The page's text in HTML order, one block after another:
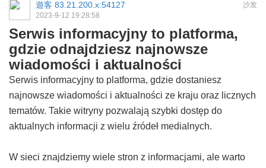
沙发
遊客 83.21.200.x:54127
2023-9-12 19:28:58
Serwis informacyjny to platforma,
gdzie odnajdziesz najnowsze
wiadomości i aktualności
Serwis informacyjny to platforma, gdzie dostaniesz
najnowsze wiadomości i aktualności ze kraju oraz licznych
tematów. Takie witryny pozwalają szybki dostęp do
aktualnych informacji z wielu źródeł medialnych.
W sieci znajdziemy wiele stron z informacjami, ale warto